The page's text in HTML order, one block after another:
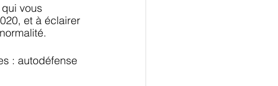
vous
et à éclairer
: autodéfense